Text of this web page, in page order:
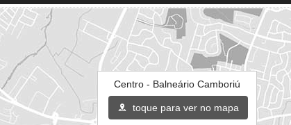
Centro - Balneário Camboriú
toque para ver no mapa